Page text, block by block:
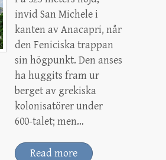
invid San Michele i
kanten av Anacapri, når
den Feniciska trappan
sin högpunkt. Den anses
ha huggits fram ur
berget av grekiska
kolonisatörer under
600-talet; men…
Read more